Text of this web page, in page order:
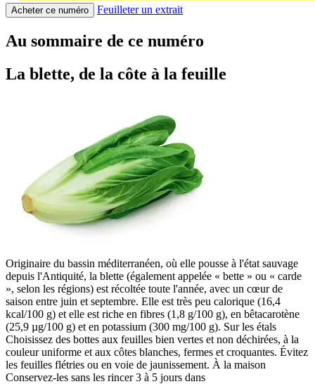
Acheter ce numéro Feuilleter un extrait
Au sommaire de ce numéro
La blette, de la côte à la feuille
Originaire du bassin méditerranéen, où elle pousse à l'état sauvage
depuis l'Antiquité, la blette (également appelée « bette » ou « carde
», selon les régions) est récoltée toute l'année, avec un cœur de
saison entre juin et septembre. Elle est très peu calorique (16,4
kcal/100 g) et elle est riche en fibres (1,8 g/100 g), en bêtacarotène
(25,9 µg/100 g) et en potassium (300 mg/100 g). Sur les étals
Choisissez des bottes aux feuilles bien vertes et non déchirées, à la
couleur uniforme et aux côtes blanches, fermes et croquantes. Évitez
les feuilles flétries ou en voie de jaunissement. À la maison
Conservez-les sans les rincer 3 à 5 jours dans